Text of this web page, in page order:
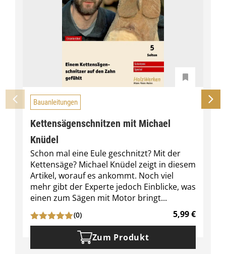
Bauanleitungen
Kettensägenschnitzen mit Michael
Knüdel
Schon mal eine Eule geschnitzt? Mit der
Kettensäge? Michael Knüdel zeigt in diesem
Artikel, worauf es ankommt. Noch viel
mehr gibt der Experte jedoch Einblicke, was
einen zum Sägen mit Motor bringt...
(0) 5,99€
Zum Produkt